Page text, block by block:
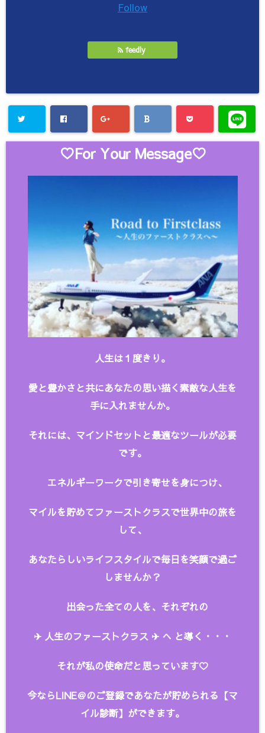
Follow
feedly
♡For Your Message♡
人生は１度きり。
愛と豊かさと共にあなたの思い描く素敵な人生を
手に入れませんか。
それには、マインドセットと最適なツールが必要
です。
エネルギーワークで引き寄せを身につけ、
マイルを貯めてファーストクラスで世界中の旅を
して、
あなたらしいライフスタイルで毎日を笑顔で過ご
しませんか？
出会った全ての人を、 それぞれの
✈︎ 人生のファーストクラス ✈︎ へ と導く・・・
それが私の使命だと思っています♡
今ならLINE＠のご登録であなたが貯められる【マ
イル診断】ができます。